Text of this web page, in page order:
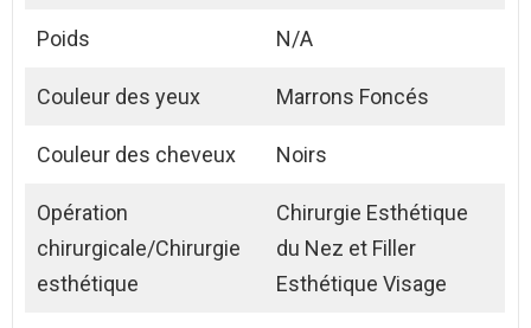
Poids N/A
Couleur des yeux Marrons Foncés
Couleur des cheveux Noirs
Opération
chirurgicale/Chirurgie
esthétique
Chirurgie Esthétique
du Nez et Filler
Esthétique Visage